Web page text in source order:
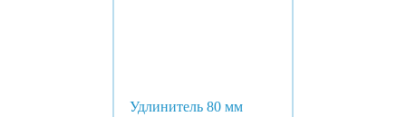
Удлинитель 80 мм